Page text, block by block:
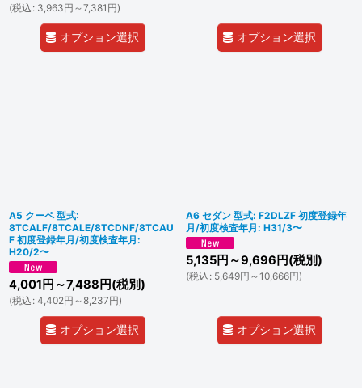
(税込 : 3,963円 ～7,381 円)
オプション選択 オプション選択
A5 クーペ 型式:
8TCALF/8TCALE/8TCDNF/8TCAU
F 初度登録年月/初度検査年月:
H20/2〜
4,001 円 ～7,488 円(税別)
(税込 : 4,402円 ～8,237円)
オプション選択
A6 セダン 型式: F2DLZF 初度登録年
月/初度検査年月: H31/3〜
5,135円 ～9,696 円(税別)
(税込 : 5,649円 ～10,666円)
オプション選択